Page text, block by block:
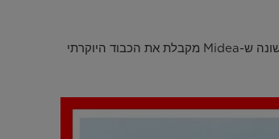
ה-PortaSplit של Midea נבחר כאחד מההמצאות הטובות ביותר של 2025 על ידי TIME - חוגג מוצרים שמשנים את העולם. זה מסמן את הפעם הראשונה ש-Midea מקבלת את הכבוד היוקרתי